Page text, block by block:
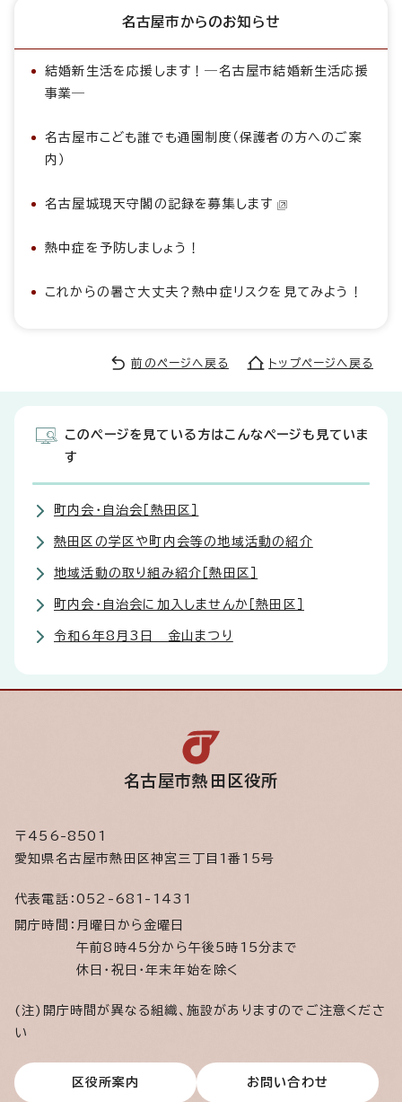
名古屋市からのお知らせ
結婚新生活を応援します！―名古屋市結婚新生活応援
事業―
名古屋市こども誰でも通園制度（保護者の方へのご案
内）
名古屋城現天守閣の記録を募集します
熱中症を予防しましょう！
これからの暑さ大丈夫？熱中症リスクを見てみよう！
前のページへ戻る トップページへ戻る
このページを見ている方はこんなページも見ていま
す
町内会・自治会［熱田区］
熱田区の学区や町内会等の地域活動の紹介
地域活動の取り組み紹介［熱田区］
町内会・自治会に加入しませんか［熱田区］
令和6年8月3日 金山まつり
名古屋市熱田区役所
〒456-8501
愛知県名古屋市熱田区神宮三丁目1番15号
代表電話： 052-681-1431
開庁時間： 月曜日から金曜日
午前8時45分から午後5時15分まで
休日・祝日・年末年始を除く
(注)開庁時間が異なる組織、施設がありますのでご注意くださ
い
区役所案内 お問い合わせ